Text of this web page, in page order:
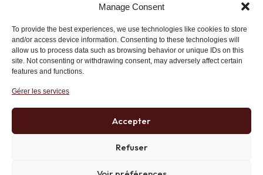
Manage Consent
To provide the best experiences, we use technologies like cookies to store
and/or access device information. Consenting to these technologies will
allow us to process data such as browsing behavior or unique IDs on this
site. Not consenting or withdrawing consent, may adversely affect certain
features and functions.
Gérer les services
Accepter
Refuser
Institut des Libertés
+33 (0)1 71 20 45 39